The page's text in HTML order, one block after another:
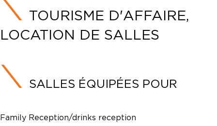
TOURISME D'AFFAIRE,
LOCATION DE SALLES
SALLES ÉQUIPÉES POUR
Family Reception/drinks reception